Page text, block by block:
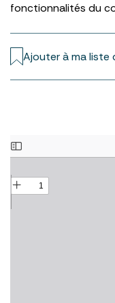
fonctionnalités du
Ajouter à ma liste